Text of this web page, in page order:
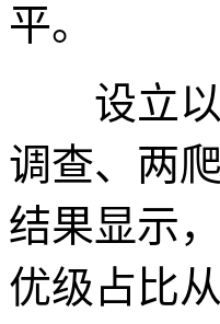
平。
设立以
调查、两
结果显示
优级占比